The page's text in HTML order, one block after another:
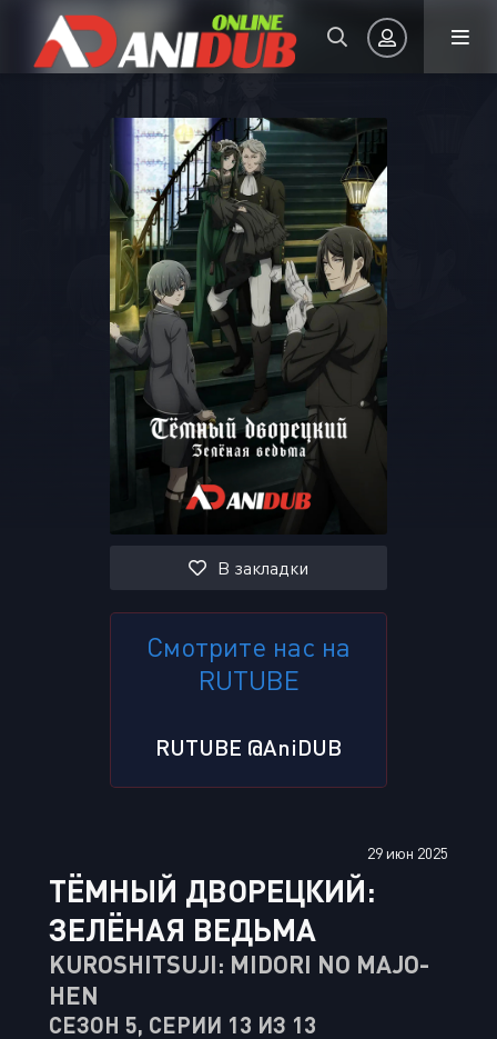
Авторизация
Запомнить
ВОЙТИ НА САЙТ
Восстановить пароль
Или войти через
В закладки
Смотрите нас на
RUTUBE
RUTUBE @AniDUB
29 июн 2025
ТЁМНЫЙ ДВОРЕЦКИЙ:
ЗЕЛЁНАЯ ВЕДЬМА
KUROSHITSUJI: MIDORI NO MAJO-
HEN
СЕЗОН 5, СЕРИИ 13 ИЗ 13